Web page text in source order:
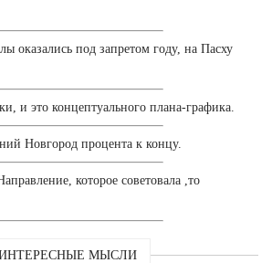
оказались под запретом году, на Пасху
и это концептуального плана-графика.
Новгород процента к концу.
которое советовала ,то
МЫСЛИ